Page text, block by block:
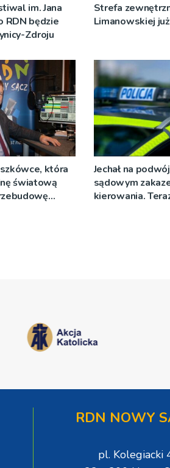
im. Jana
RDN będzie
Zdroju
Strefa
Limanowskiej już
która
światową
Jechał na
sądowym
kierowania.
RDN NOWY
pl. Kolegiacki